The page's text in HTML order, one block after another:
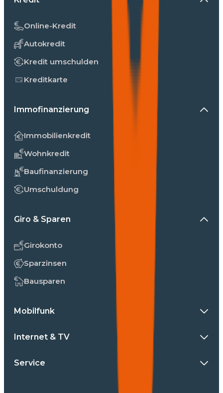
Online-Kredit
Autokredit
Kredit umschulden
Kreditkarte
Immofinanzierung
Immobilienkredit
Wohnkredit
Baufinanzierung
Umschuldung
Giro & Sparen
Girokonto
Sparzinsen
Bausparen
Mobilfunk
Internet & TV
Service